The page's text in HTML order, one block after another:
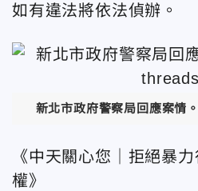
如有違法將依法偵辦。
新北市政府警察局回應案情
《中天關心您｜拒絕暴
權》